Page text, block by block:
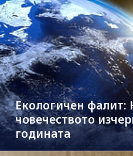
Екологичен фалит:
човечеството
годината